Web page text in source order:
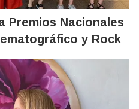
Premios Nacionales
y Rock